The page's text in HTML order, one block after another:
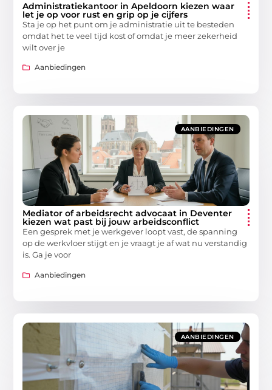
Administratiekantoor in Apeldoorn kiezen waar
let je op voor rust en grip op je cijfers
Sta je op het punt om je administratie uit te besteden
omdat het te veel tijd kost of omdat je meer zekerheid
wilt over je
Aanbiedingen
AANBIEDINGEN
Mediator of arbeidsrecht advocaat in Deventer
kiezen wat past bij jouw arbeidsconflict
Een gesprek met je werkgever loopt vast, de spanning
op de werkvloer stijgt en je vraagt je af wat nu verstandig
is. Ga je voor
Aanbiedingen
AANBIEDINGEN